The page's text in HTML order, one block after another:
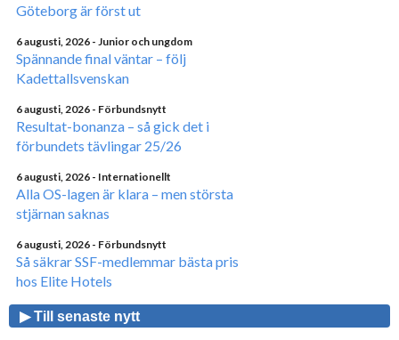
Göteborg är först ut
6 augusti, 2026 - Junior och ungdom
Spännande final väntar – följ
Kadettallsvenskan
6 augusti, 2026 - Förbundsnytt
Resultat-bonanza – så gick det i
förbundets tävlingar 25/26
6 augusti, 2026 - Internationellt
Alla OS-lagen är klara – men största
stjärnan saknas
6 augusti, 2026 - Förbundsnytt
Så säkrar SSF-medlemmar bästa pris
hos Elite Hotels
▶ Till senaste nytt